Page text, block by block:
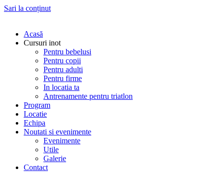
Sari la conținut
Acasă
Cursuri inot
Pentru bebelusi
Pentru copii
Pentru adulti
Pentru firme
In locatia ta
Antrenamente pentru triatlon
Program
Locatie
Echipa
Noutati si evenimente
Evenimente
Utile
Galerie
Contact